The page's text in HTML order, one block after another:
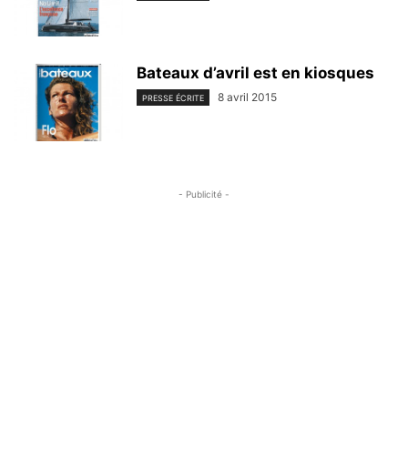
Bateaux d’avril est en kiosques
PRESSE ÉCRITE 8 avril 2015
- Publicité -